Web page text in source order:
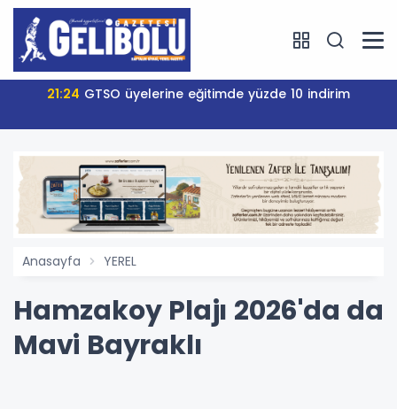
21:24 GTSO üyelerine eğitimde yüzde 10 indirim
Anasayfa YEREL
Hamzakoy Plajı 2026'da da
Mavi Bayraklı